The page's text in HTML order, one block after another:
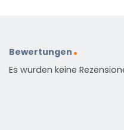
Bewertungen
Es wurden keine